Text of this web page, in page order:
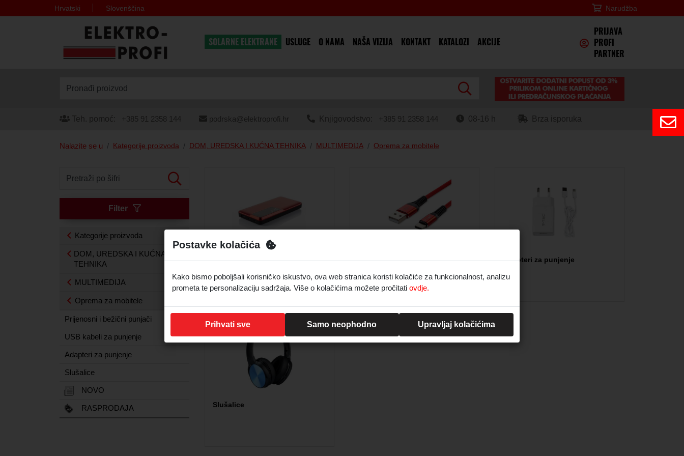
×
Hrvatski Slovenščina Narudžba
SOLARNE ELEKTRANE USLUGE O NAMA NAŠA VIZIJA KONTAKT KATALOZI AKCIJE
PRIJAVA
PROFI
PARTNER
Pronađi proizvod
Teh. pomoć: +385 91 2358 144 podrska@elektroprofi.hr Knjigovodstvo: +385 91 2358 144 08-16 h Brza isporuka
Nalazite se u Kategorije proizvoda DOM, UREDSKA I KUĆNA TEHNIKA MULTIMEDIJA Oprema za mobitele
Pretraži po šifri
Filter
Kategorije proizvoda
DOM, UREDSKA I KUĆNA
TEHNIKA
MULTIMEDIJA
Oprema za mobitele
Prijenosni i bežični punjači
USB kabeli za punjenje
Adapteri za punjenje
Slušalice
NOVO
RASPRODAJA
Prijenosni i bežični punjači USB kabeli za punjenje Adapteri za punjenje
Slušalice
Postavke kolačića
Kako bismo poboljšali korisničko iskustvo, ova web stranica koristi kolačiće za funkcionalnost, analizu
prometa te personalizaciju sadržaja. Više o kolačićima možete pročitati ovdje.
Prihvati sve Samo neophodno Upravljaj kolačićima